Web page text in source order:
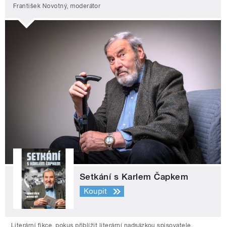
František Novotný, moderátor
Setkání s Karlem Čapkem
Koupit
Literární fikce, pokus přiblížit literární nadsázkou spisovatele,